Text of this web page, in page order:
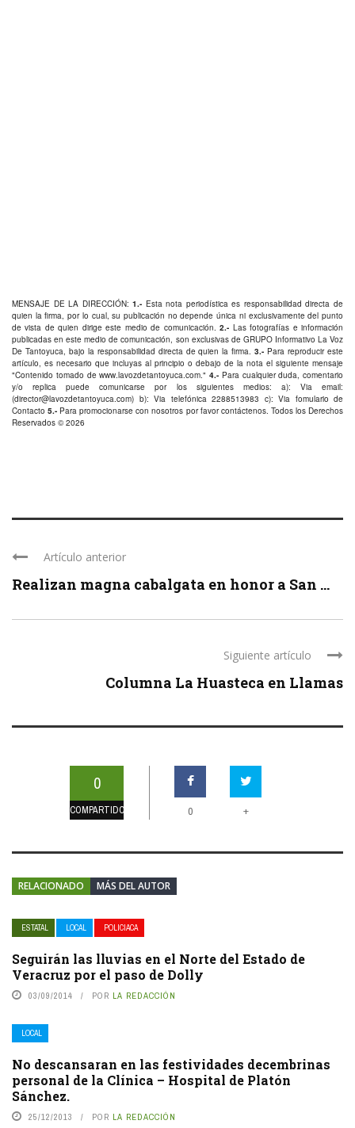
MENSAJE DE LA DIRECCIÓN:1.- Esta nota periodística es responsabilidad directa de
quien la firma, por lo cual, su publicación no depende única ni exclusivamente del punto
de vista de quien dirige este medio de comunicación.2.- Las fotografías e información
publicadas en este medio de comunicación, son exclusivas de GRUPO Informativo La Voz
De Tantoyuca, bajo la responsabilidad directa de quien la firma.3.- Para reproducir este
artículo, es necesario que incluyas al principio o debajo de la nota el siguiente mensaje
"Contenido tomado dewww.lavozdetantoyuca.com." 4.- Para cualquier duda, comentario
y/o replica puede comunicarse por los siguientes medios: a): Via email:
(director@lavozdetantoyuca.com) b): Via telefónica 2288513983 c): Via fomulario de
Contacto 5.- Para promocionarse con nosotros por favorcontáctenos. Todos los Derechos
Reservados © 2026
Artículo anterior
Realizan magna cabalgata en honor a San ...
Siguiente artículo
Columna La Huasteca en Llamas
0
COMPARTIDOS 0 +
RELACIONADO MÁS DEL AUTOR
ESTATAL LOCAL POLICIACA
Seguirán las lluvias en el Norte del Estado de
Veracruz por el paso de Dolly
03/09/2014 POR LA REDACCIÓN
LOCAL
No descansaran en las festividades decembrinas
personal de la Clínica – Hospital de Platón
Sánchez.
25/12/2013 POR LA REDACCIÓN